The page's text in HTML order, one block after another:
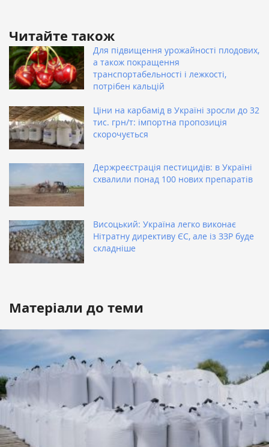
Читайте також
Для підвищення урожайності плодових,
а також покращення
транспортабельності і лежкості,
потрібен кальцій
Ціни на карбамід в Україні зросли до 32
тис. грн/т: імпортна пропозиція
скорочується
Держреєстрація пестицидів: в Україні
схвалили понад 100 нових препаратів
Висоцький: Україна легко виконає
Нітратну директиву ЄС, але із ЗЗР буде
складніше
Матеріали до теми